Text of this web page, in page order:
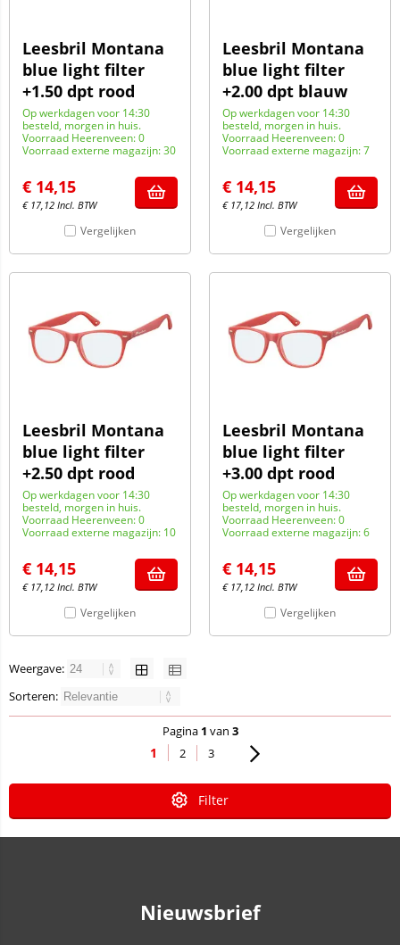
Leesbril Montana
blue light filter
+1.50 dpt rood
Op werkdagen voor 14:30
besteld, morgen in huis.
Voorraad Heerenveen: 0
Voorraad externe magazijn: 30
€ 14,15
€ 17,12 Incl. BTW
Vergelijken
Leesbril Montana
blue light filter
+2.00 dpt blauw
Op werkdagen voor 14:30
besteld, morgen in huis.
Voorraad Heerenveen: 0
Voorraad externe magazijn: 7
€ 14,15
€ 17,12 Incl. BTW
Vergelijken
Leesbril Montana
blue light filter
+2.50 dpt rood
Op werkdagen voor 14:30
besteld, morgen in huis.
Voorraad Heerenveen: 0
Voorraad externe magazijn: 10
€ 14,15
€ 17,12 Incl. BTW
Vergelijken
Leesbril Montana
blue light filter
+3.00 dpt rood
Op werkdagen voor 14:30
besteld, morgen in huis.
Voorraad Heerenveen: 0
Voorraad externe magazijn: 6
€ 14,15
€ 17,12 Incl. BTW
Vergelijken
Weergave:
Sorteren:
Pagina 1 van 3
1 2 3
Filter
Nieuwsbrief